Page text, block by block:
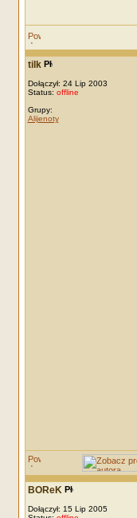
tilk
Dołączył: 24 Lip 2003
Status: offline
Grupy:
Alijenoty
BOReK
Dołączył: 15 Lip 2005